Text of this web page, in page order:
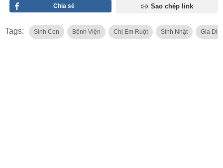
Chia sẻ Sao chép link
Tags: Sinh Con Bệnh Viện Chị Em Ruột Sinh Nhật Gia